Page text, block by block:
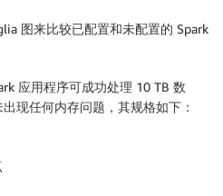
图来比较已配置和未配置的 Spark
应用程序可成功处理 10 TB 数
现任何内存问题，其规格如下：